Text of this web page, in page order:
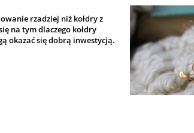
rzadziej niż kołdry z
na tym dlaczego kołdry
okazać się dobrą inwestycją.